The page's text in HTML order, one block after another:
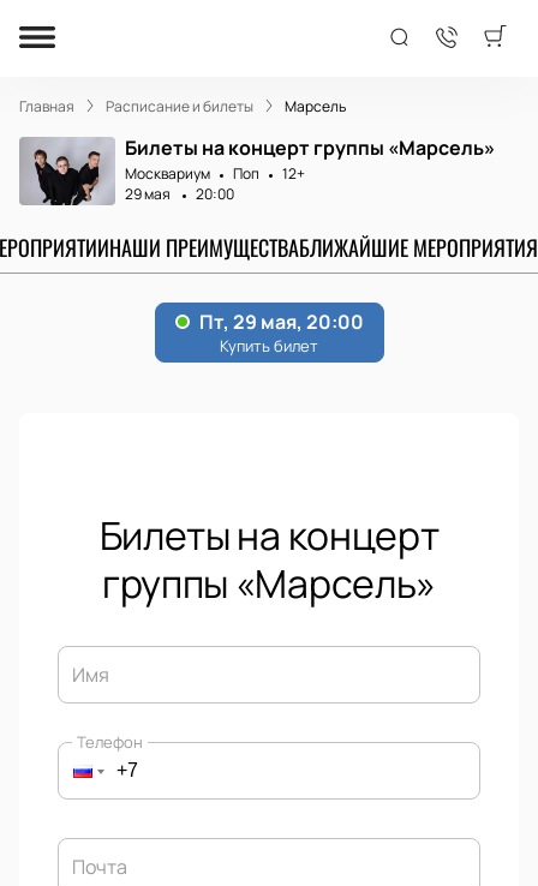
Главная Расписание и билеты Марсель
Билеты на концерт группы «‎Марсель»
Москвариум Поп
12+
29 мая
20:00
НАШИ ПРЕИМУЩЕСТВАБЛИЖАЙШИЕ МЕРОПРИЯТИЯ
Билеты на концерт
группы «‎Марсель»
Имя
Телефон
Почта